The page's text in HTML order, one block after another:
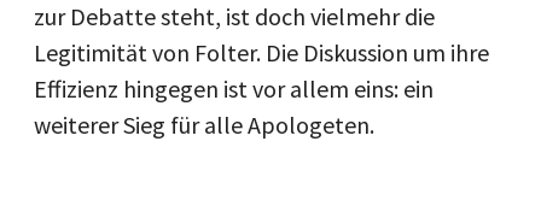
zur Debatte steht, ist doch vielmehr die
Legitimität von Folter. Die Diskussion um ihre
Effizienz hingegen ist vor allem eins: ein
weiterer Sieg für alle Apologeten.